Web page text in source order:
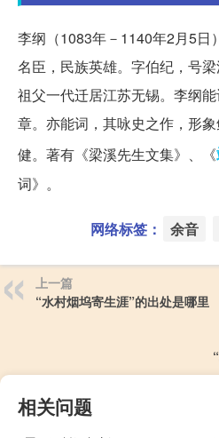
李纲（1083年－1140年2月5日
名臣，民族英雄。字伯纪，号
祖父一代迁居江苏无锡。李纲
章。亦能词，其咏史之作，形
健。著有《梁溪先生文集》、《
词》。
网络标签： 余音
上一篇
“水村烟坞寄生涯”的出处是哪里
相关问题